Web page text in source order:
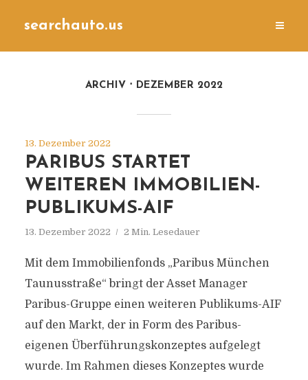
searchauto.us
ARCHIV DEZEMBER 2022
13. Dezember 2022
PARIBUS STARTET
WEITEREN IMMOBILIEN-
PUBLIKUMS-AIF
13. Dezember 2022 2 Min. Lesedauer
Mit dem Immobilienfonds „Paribus München
Taunusstraße“ bringt der Asset Manager
Paribus-Gruppe einen weiteren Publikums-AIF
auf den Markt, der in Form des Paribus-
eigenen Überführungskonzeptes aufgelegt
wurde. Im Rahmen dieses Konzeptes wurde